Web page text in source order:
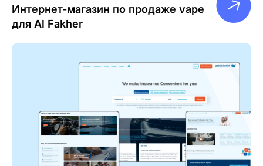
Интернет-магазин по продаже vape
для Al Fakher